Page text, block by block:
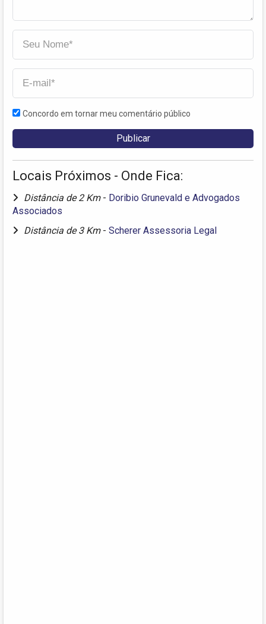
Concordo em tornar meu comentário público
Locais Próximos - Onde Fica:
Distância de 2 Km - Doribio Grunevald e Advogados
Associados
Distância de 3 Km - Scherer Assessoria Legal